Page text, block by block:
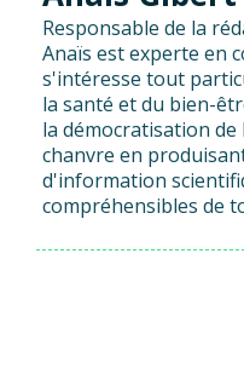
Responsable de la
Anaïs est experte en
s'intéresse tout
la santé et du bien-
la démocratisation de
chanvre en
d'information
compréhensibles de